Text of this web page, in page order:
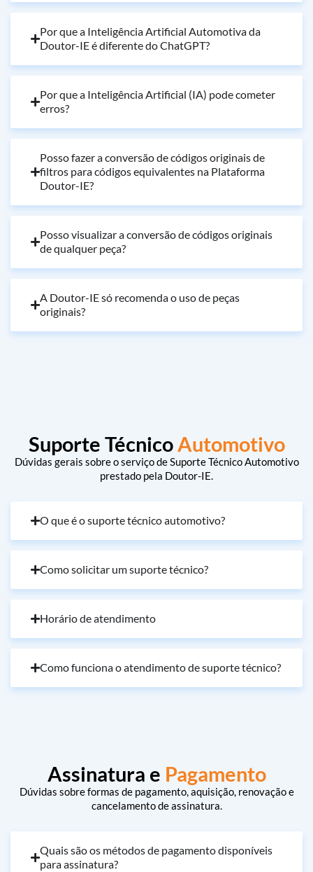
Por que a Inteligência Artificial Automotiva da
Doutor-IE é diferente do ChatGPT?
Por que a Inteligência Artificial (IA) pode cometer
erros?
Posso fazer a conversão de códigos originais de
filtros para códigos equivalentes na Plataforma
Doutor-IE?
Posso visualizar a conversão de códigos originais
de qualquer peça?
A Doutor-IE só recomenda o uso de peças
originais?
Suporte TécnicoAutomotivo
Dúvidas gerais sobre o serviço de Suporte Técnico Automotivo
prestado pela Doutor-IE.
O que é o suporte técnico automotivo?
Como solicitar um suporte técnico?
Horário de atendimento
Como funciona o atendimento de suporte técnico?
Assinatura e Pagamento
Dúvidas sobre formas de pagamento, aquisição, renovação e
cancelamento de assinatura.
Quais são os métodos de pagamento disponíveis
para assinatura?